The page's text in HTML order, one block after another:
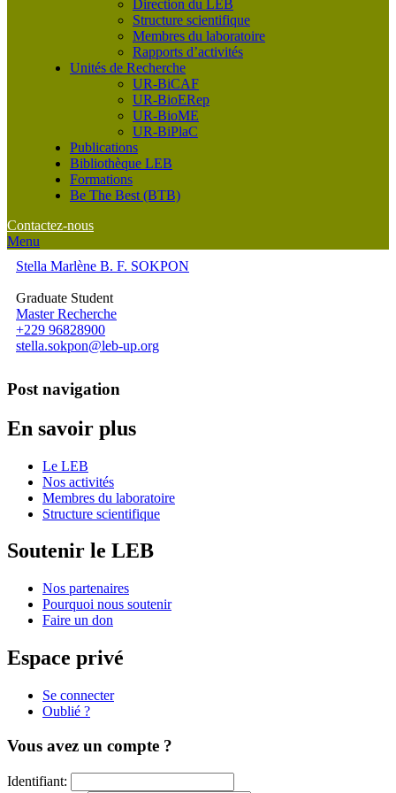
Direction du LEB
Structure scientifique
Membres du laboratoire
Rapports d’activités
Unités de Recherche
UR-BiCAF
UR-BioERep
UR-BioME
UR-BiPlaC
Publications
Bibliothèque LEB
Formations
Be The Best (BTB)
Contactez-nous
Menu
Stella Marlène B. F. SOKPON
Graduate Student
Master Recherche
+229 96828900
stella.sokpon@leb-up.org
Post navigation
En savoir plus
Le LEB
Nos activités
Membres du laboratoire
Structure scientifique
Soutenir le LEB
Nos partenaires
Pourquoi nous soutenir
Faire un don
Espace privé
Se connecter
Oublié ?
Vous avez un compte ?
Identifiant: